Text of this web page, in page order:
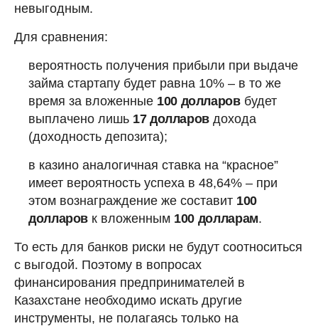
невыгодным.
Для сравнения:
вероятность получения прибыли при выдаче
займа стартапу будет равна 10% – в то же
время за вложенные 100 долларовбудет
выплачено лишь 17 долларов дохода
(доходность депозита);
в казино аналогичная ставка на “красное”
имеет вероятность успеха в 48,64% – при
этом вознаграждение же составит 100
долларов к вложенным 100 долларам.
То есть для банков риски не будут соотноситься
с выгодой. Поэтому в вопросах
финансирования предпринимателей в
Казахстане необходимо искать другие
инструменты, не полагаясь только на